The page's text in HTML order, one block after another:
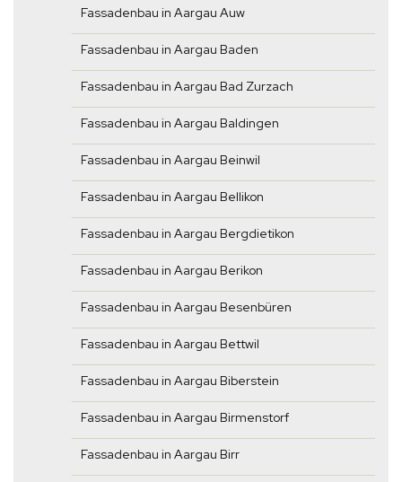
Fassadenbau in Aargau Auw
Fassadenbau in Aargau Baden
Fassadenbau in Aargau Bad Zurzach
Fassadenbau in Aargau Baldingen
Fassadenbau in Aargau Beinwil
Fassadenbau in Aargau Bellikon
Fassadenbau in Aargau Bergdietikon
Fassadenbau in Aargau Berikon
Fassadenbau in Aargau Besenbüren
Fassadenbau in Aargau Bettwil
Fassadenbau in Aargau Biberstein
Fassadenbau in Aargau Birmenstorf
Fassadenbau in Aargau Birr